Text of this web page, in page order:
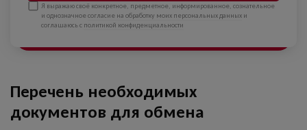
Я выражаю своё конкретное, предметное, информированное, сознательное
и однозначное согласие на обработку моих персональных данных и
соглашаюсь с политикой конфиденциальности
Перечень необходимых
документов для обмена